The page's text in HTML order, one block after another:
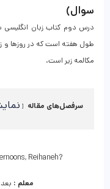
سوال)
درس دوم کتاب زبان انگلیسی
طول هفته است که در روزها
مکالمه زیر است.
سرفصل‌های مقاله
Reihaneh?
معلم :